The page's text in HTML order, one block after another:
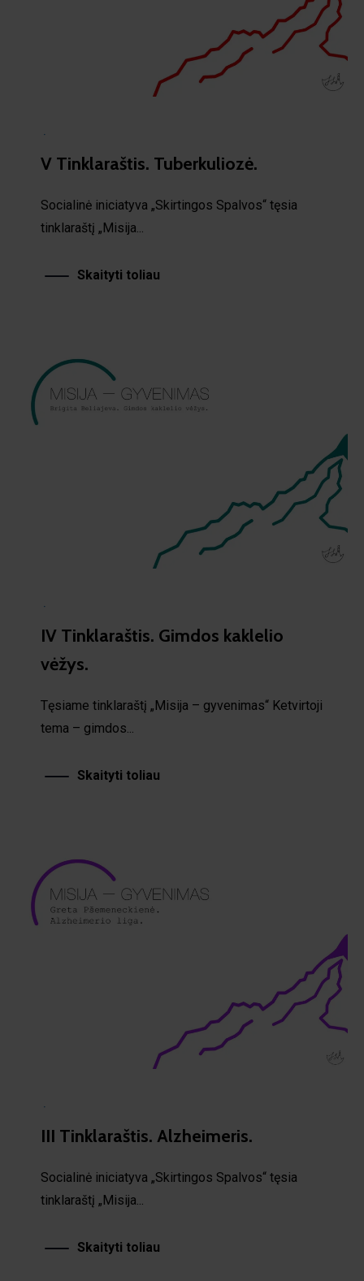
·
V Tinklaraštis. Tuberkuliozė.
Socialinė iniciatyva „Skirtingos Spalvos“ tęsia
tinklaraštį „Misija...
Skaityti toliau
·
IV Tinklaraštis. Gimdos kaklelio
vėžys.
Tęsiame tinklaraštį „Misija – gyvenimas“ Ketvirtoji
tema – gimdos...
Skaityti toliau
·
III Tinklaraštis. Alzheimeris.
Socialinė iniciatyva „Skirtingos Spalvos“ tęsia
tinklaraštį „Misija...
Skaityti toliau